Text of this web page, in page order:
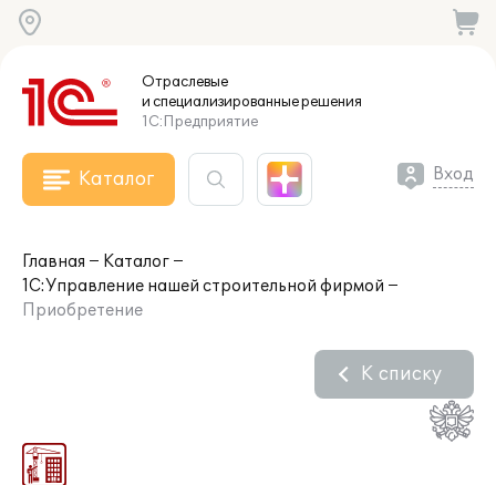
Отраслевые
и специализированныерешения
1С:Предприятие
Каталог Вход
Главная
Каталог
1С:Управление нашей строительной фирмой
Приобретение
К списку